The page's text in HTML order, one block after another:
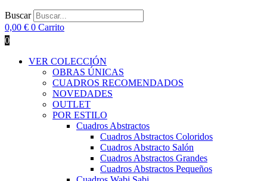
Buscar
0,00 € 0 Carrito
0
VER COLECCIÓN
OBRAS ÚNICAS
CUADROS RECOMENDADOS
NOVEDADES
OUTLET
POR ESTILO
Cuadros Abstractos
Cuadros Abstractos Coloridos
Cuadros Abstracto Salón
Cuadros Abstractos Grandes
Cuadros Abstractos Pequeños